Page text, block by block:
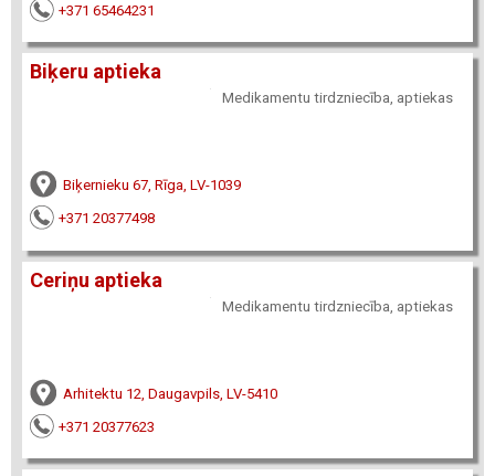
+371 65464231
Biķeru aptieka
Medikamentu tirdzniecība, aptiekas
Biķernieku 67, Rīga, LV-1039
+371 20377498
Ceriņu aptieka
Medikamentu tirdzniecība, aptiekas
Arhitektu 12, Daugavpils, LV-5410
+371 20377623